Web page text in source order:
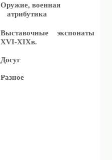
Оружие, военная
атрибутика
Выставочные
экспонаты
XVI-XIXв.
Досуг
Разное